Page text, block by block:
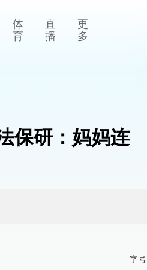
体
育
直
播
更
多
保研：妈妈连
字号